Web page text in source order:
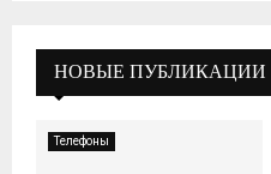
НОВЫЕ ПУБЛИКАЦИИ
Телефоны